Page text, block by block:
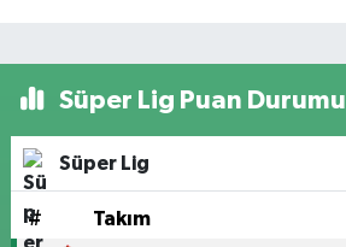
Süper Lig Puan Durumu
Süper Lig
# Takım